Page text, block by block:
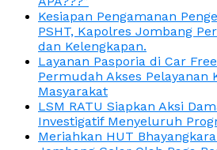
Kesiapan Pengamanan
PSHT, Kapolres Jombang
dan Kelengkapan.
Layanan Pasporia di Car
Permudah Akses Pelayanan
Masyarakat
LSM RATU Siapkan Aksi
Investigatif Menyeluruh
Meriahkan HUT